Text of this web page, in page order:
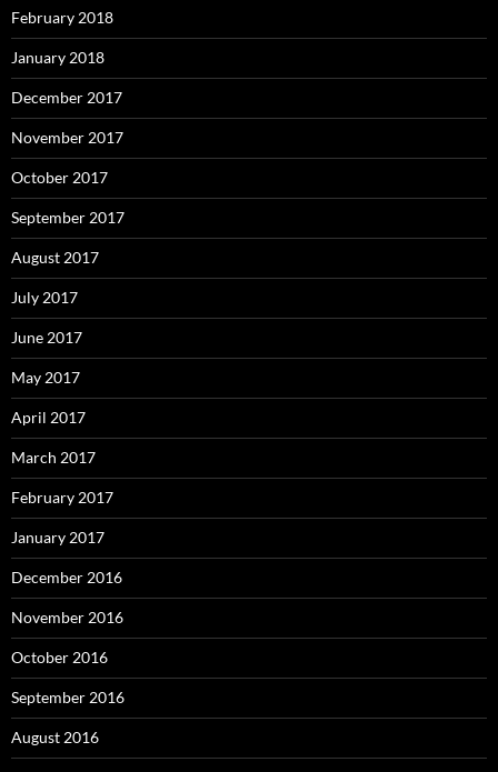
February 2018
January 2018
December 2017
November 2017
October 2017
September 2017
August 2017
July 2017
June 2017
May 2017
April 2017
March 2017
February 2017
January 2017
December 2016
November 2016
October 2016
September 2016
August 2016